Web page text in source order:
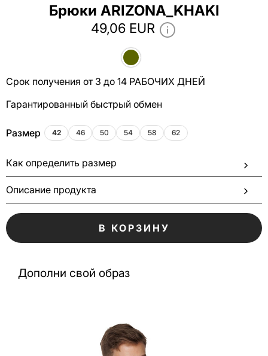
Брюки ARIZONA_KHAKI
49,06 EUR
Срок получения от 3 до 14 РАБОЧИХ ДНЕЙ
Гарантированный быстрый обмен
Размер 42 46 50 54 58 62
Как определить размер
Описание продукта
В КОРЗИНУ
Дополни свой образ